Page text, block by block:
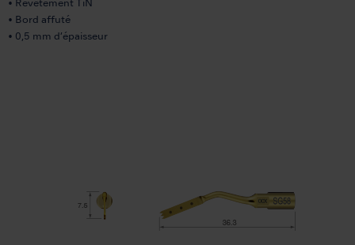
• Revêtement TiN
• Bord affuté
• 0,5 mm d’épaisseur